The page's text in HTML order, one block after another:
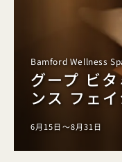
Bamford Wellness
グープ ビ
ンス フェ
6月15日～8月31日